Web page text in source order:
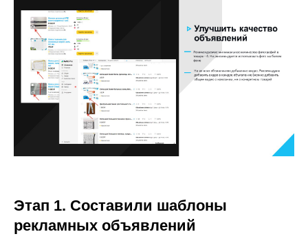
Этап 1. Составили шаблоны
рекламных объявлений